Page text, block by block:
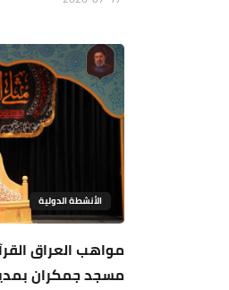
الأنشطة الدولية
مواهب العراق
مسجد جمكران